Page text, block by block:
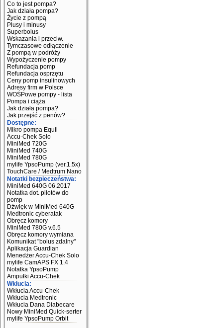
Co to jest pompa?
Jak działa pompa?
Życie z pompą
Plusy i minusy
Superbolus
Wskazania i przeciw.
Tymczasowe odłączenie
Z pompą w podróży
Wypożyczenie pompy
Refundacja pomp
Refundacja osprzętu
Ceny pomp insulinowych
Adresy firm w Polsce
WOŚPowe pompy - lista
Pompa i ciąża
Jak działa pompa?
Jak przejść z penów?
Dostępne:
Mikro pompa Equil
Accu-Chek Solo
MiniMed 720G
MiniMed 740G
MiniMed 780G
mylife YpsoPump (ver.1.5x)
TouchCare / Medtrum Nano
Notatki bezpieczeństwa:
MiniMed 640G 06.2017
Notatka dot. pilotów do
pomp
Dźwięk w MiniMed 640G
Medtronic cyberatak
Obręcz komory
MiniMed 780G v.6.5
Obręcz komory wymiana
Komunikat "bolus zdalny"
Aplikacja Guardian
Menedżer Accu-Chek Solo
mylife CamAPS FX 1.4
Notatka YpsoPump
Ampułki Accu-Chek
Wkłucia:
Wkłucia Accu-Chek
Wkłucia Medtronic
Wkłucia Dana Diabecare
Nowy MiniMed Quick-serter
mylife YpsoPump Orbit